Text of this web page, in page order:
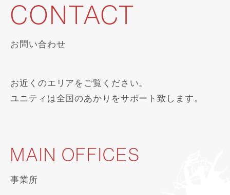
CONTACT
お問い合わせ
お近くのエリアをご覧ください。
ユニティは全国のあかりをサポート致します。
MAIN OFFICES
事業所